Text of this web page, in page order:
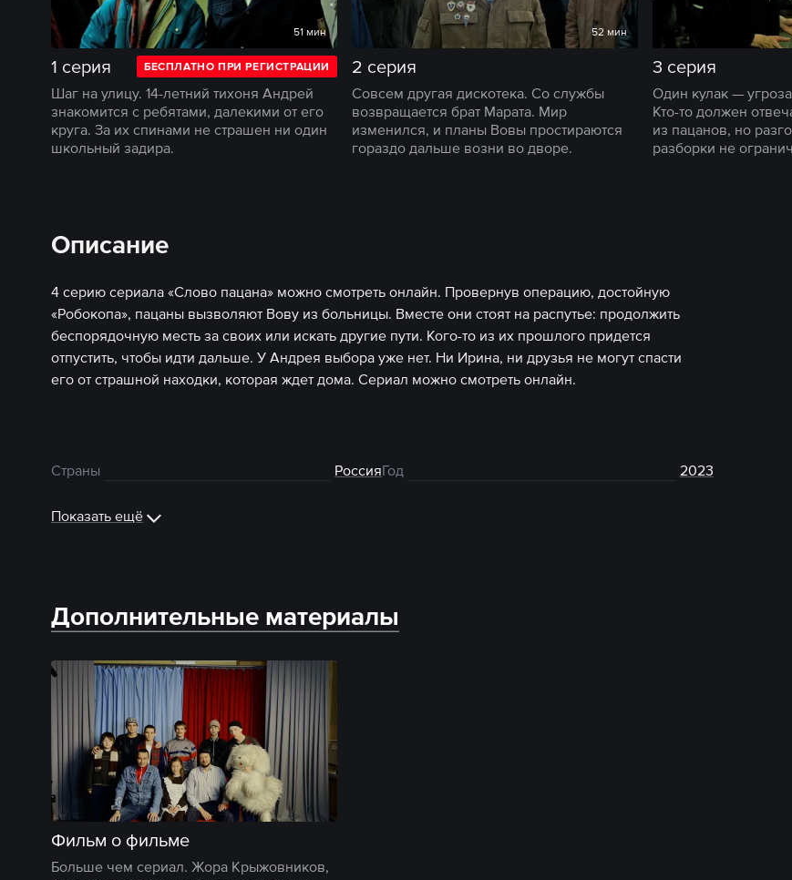
51 мин
1 серия БЕСПЛАТНО ПРИ РЕГИСТРАЦИИ
Шаг на улицу. 14-летний тихоня Андрей
знакомится с ребятами, далекими от его
круга. За их спинами не страшен ни один
школьный задира.
52 мин
2 серия
Совсем другая дискотека. Со службы
возвращается брат Марата. Мир
изменился, и планы Вовы простираются
гораздо дальше возни во дворе.
3 серия
Один кулак —
Кто-то должен
из пацанов, но
разборки не
Описание
4 серию сериала «Слово пацана» можно смотреть онлайн. Провернув операцию, достойную
«Робокопа», пацаны вызволяют Вову из больницы. Вместе они стоят на распутье: продолжить
беспорядочную месть за своих или искать другие пути. Кого-то из их прошлого придется
отпустить, чтобы идти дальше. У Андрея выбора уже нет. Ни Ирина, ни друзья не могут спасти
его от страшной находки, которая ждет дома. Сериал можно смотреть онлайн.
Страны РоссияГод 2023
Показать ещё
Дополнительные материалы
Фильм о фильме
Больше чем сериал. Жора Крыжовников,